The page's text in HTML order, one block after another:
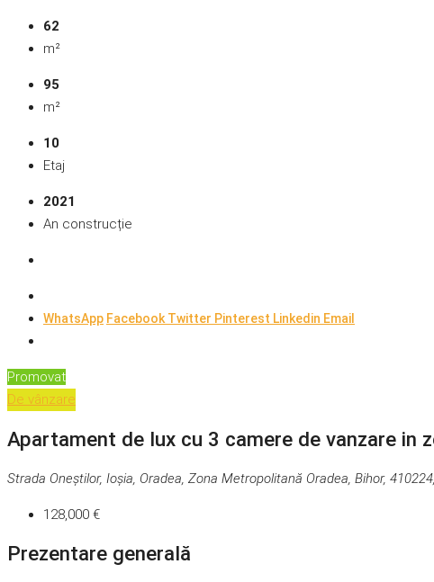
62
m²
95
m²
10
Etaj
2021
An construcție
WhatsApp FacebookTwitter Pinterest Linkedin Email
Promovat
De vânzare
Apartament de lux cu 3 camere de vanzare in
Strada Oneștilor, Ioșia, Oradea, Zona Metropolitană Oradea, Bihor,
128,000 €
Prezentare generală